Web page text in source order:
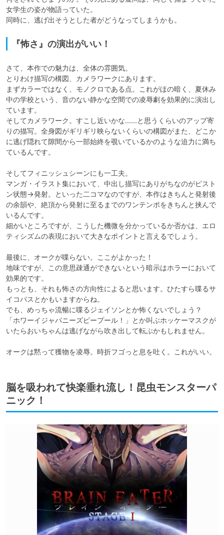
女学生の姿が物語っていた。
同時に、逃げ出そうとした者がどうなってしまうかも。
『怖さ』の演出がいい！
さて、本作での魅力は、全体の雰囲気。
とりわけ描写の構図、カメラワークにあります。
まずカラーではなく、モノクロである点。これがほの暗く、夏休み
中の学校という、音のない静かな空間での凌辱劇を効果的に演出し
ています。
そしてカメラワーク。すこし近いかな……と思うくらいのアップ寄
りの描写。全身図がギリギリ映らないくらいの構図がまた、どこか
に逃げ隠れて隙間から一部始終を覗いているかのような迫力に満ち
ているんです。
そしてフィニッシュシーンにも一工夫。
マンガ・イラスト集において、中出し描写にありがちなのがピスト
ン状態→発射。といった二コマなのですが、本作はきちんと発射後
の余韻や、絶頂から発射に至るまでのワンテンポをきちんと挟んで
いるんです。
細かいところですが、こうした機微を分かっているか否かは、エロ
ティシズムの表現において大きなポイントと言えるでしょう。
最後に、オークが喋らない。ここがよかった！
地味ですが、この意思疎通ができないという暗示はホラーにおいて
効果的です。
もっとも、それも怖さの方向性によると思います。ひたすら喋るサ
イコパスとかもいますからね。
でも、めっちゃ流暢に喋るジェイソンとか怖くないでしょう？
「ホワーイジャパニーズピープール！」とか叫ぶホッケーマスクが
いたらおいちゃんは逃げながら吹き出して転ぶかもしれません。
オークは黙って獲物を凌辱。時折フゴっと息を吐く。これがいい。
脳を吸われて快楽垂れ流し！昆虫モンスターパ
ニック！